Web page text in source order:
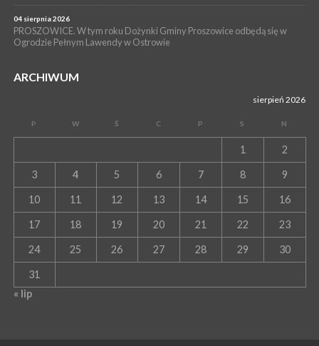
04 sierpnia 2026
PROSZOWICE. W tym roku Dożynki Gminy Proszowice odbędą się w
Ogrodzie Pełnym Lawendy w Ostrowie
ARCHIWUM
sierpień 2026
P W Ś C P S N
1 2
3 4 5 6 7 8 9
10 11 12 13 14 15 16
17 18 19 20 21 22 23
24 25 26 27 28 29 30
31
« lip